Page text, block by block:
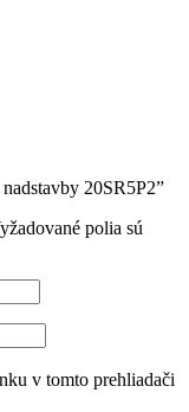
20SR5P2”
polia sú
v tomto prehliadači